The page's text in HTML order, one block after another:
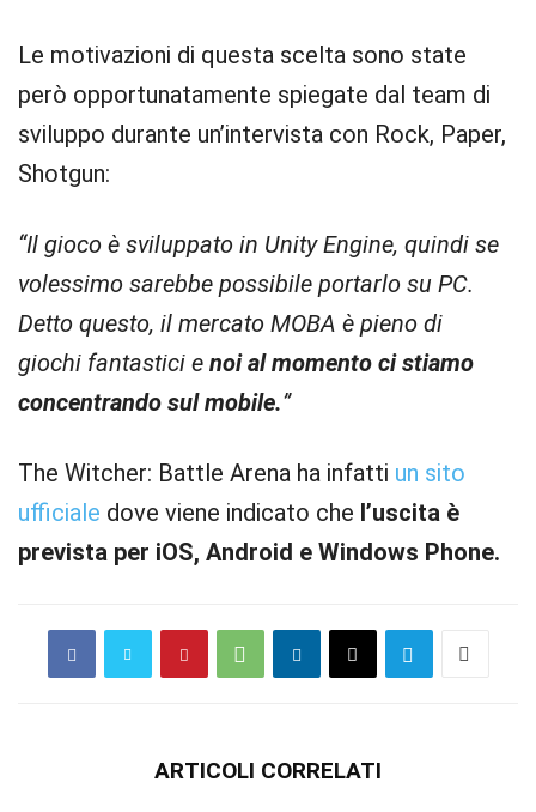
Le motivazioni di questa scelta sono state
però opportunatamente spiegate dal team di
sviluppo durante un’intervista con Rock, Paper,
Shotgun:
“Il gioco è sviluppato in Unity Engine, quindi se
volessimo sarebbe possibile portarlo su PC.
Detto questo, il mercato MOBA è pieno di
giochi fantastici e noi al momento ci stiamo
concentrando sul mobile.”
The Witcher: Battle Arena ha infatti un sito
ufficiale dove viene indicato che l’uscita è
prevista per iOS, Android e Windows Phone.
ARTICOLI CORRELATI